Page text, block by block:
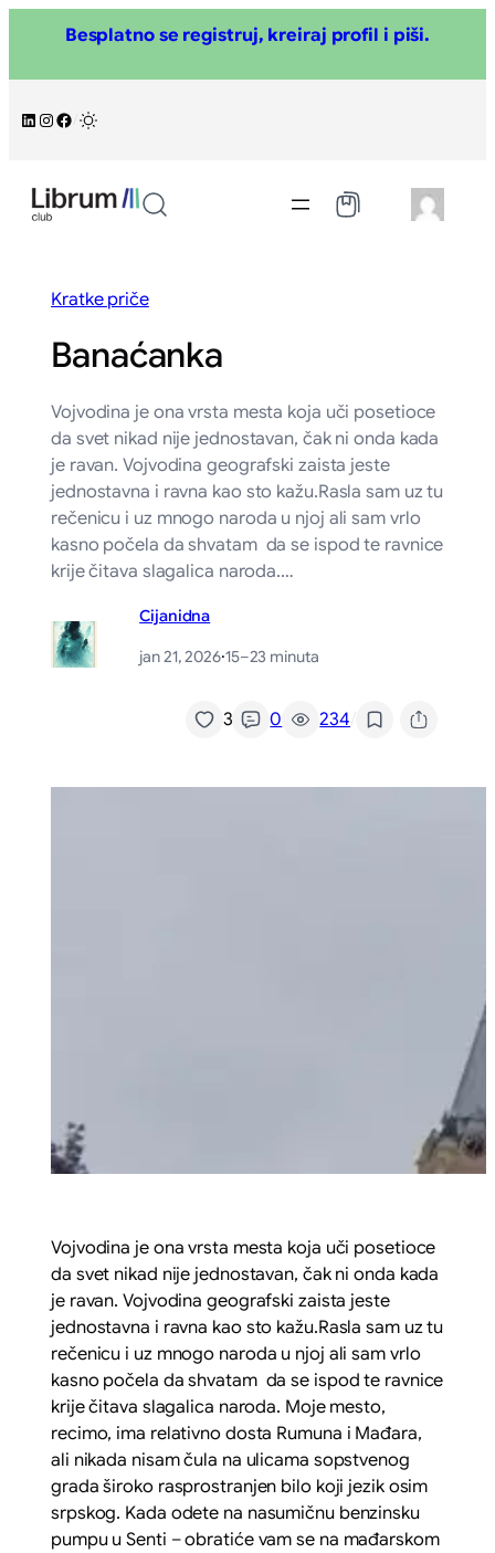
sadržaj
Besplatno se registruj, kreiraj profil i piši.
LinkedIn
Instagram
Facebook
Kratke priče
Banaćanka
Vojvodina je ona vrsta mesta koja uči posetioce
da svet nikad nije jednostavan, čak ni onda kada
je ravan. Vojvodina geografski zaista jeste
jednostavna i ravna kao sto kažu.Rasla sam uz tu
rečenicu i uz mnogo naroda u njoj ali sam vrlo
kasno počela da shvatam da se ispod te ravnice
krije čitava slagalica naroda.…
Cijanidna
jan 21, 2026·15–23 minuta
3 0 234/
Vojvodina je ona vrsta mesta koja uči posetioce
da svet nikad nije jednostavan, čak ni onda kada
je ravan. Vojvodina geografski zaista jeste
jednostavna i ravna kao sto kažu.Rasla sam uz tu
rečenicu i uz mnogo naroda u njoj ali sam vrlo
kasno počela da shvatam da se ispod te ravnice
krije čitava slagalica naroda. Moje mesto,
recimo, ima relativno dosta Rumuna i Mađara,
ali nikada nisam čula na ulicama sopstvenog
grada široko rasprostranjen bilo koji jezik osim
srpskog. Kada odete na nasumičnu benzinsku
pumpu u Senti – obratiće vam se na mađarskom